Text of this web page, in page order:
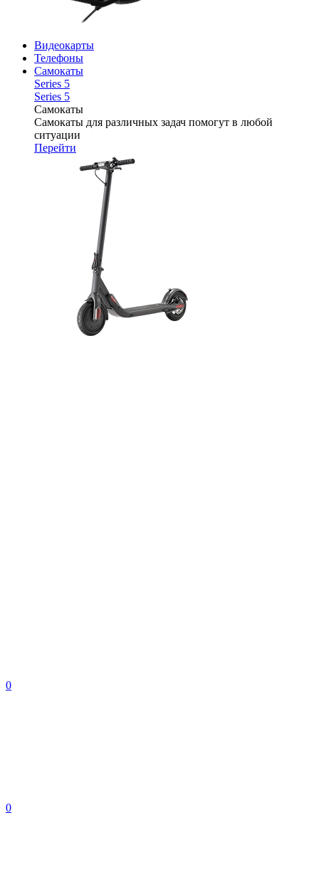
Видеокарты
Телефоны
Самокаты
Series 5
Series 5
Самокаты
Самокаты для различных задач помогут в любой
ситуации
Перейти
0
0